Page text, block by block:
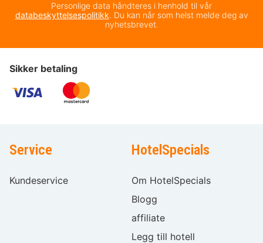
Personlige data håndteres i henhold til vår
databeskyttelsespolitikk. Du kan når som helst melde deg av
nyhetsbrevet.
Sikker betaling
Service
Kundeservice
HotelSpecials
Om HotelSpecials
Blogg
affiliate
Legg till hotell